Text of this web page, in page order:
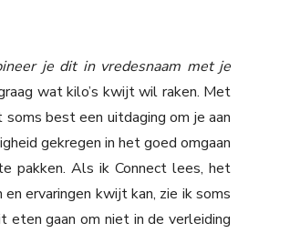
je dit in vredesnaam met je
wat kilo’s kwijt wil raken. Met
best een uitdaging om je aan
gekregen in het goed omgaan
pakken. Als ik Connect lees, het
en ervaringen kwijt kan, zie ik soms
eten gaan om niet in de verleiding